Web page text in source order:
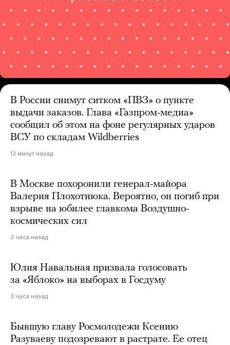
В России снимут ситком «ПВЗ» о пункте
выдачи заказов. Глава «Газпром-медиа»
сообщил об этом на фоне регулярных ударов
ВСУ по складам Wildberries
13 минут назад
В Москве похоронили генерал-майора
Валерия Плохотнюка. Вероятно, он погиб при
взрыве на юбилее главкома Воздушно-
космических сил
3 часа назад
Юлия Навальная призвала голосовать
за «Яблоко» на выборах в Госдуму
3 часа назад
Бывшую главу Росмолодежи Ксению
Разуваеву подозревают в растрате. Ее отец